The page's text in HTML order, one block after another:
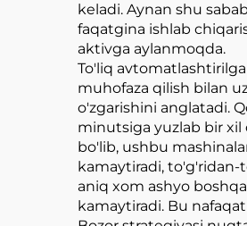
keladi. Aynan shu
faqatgina ishlab
aktivga aylanmoqda.
To'liq
muhofaza qilish bilan
o'zgarishini anglatadi.
minutsiga yuzlab bir xil
bo'lib, ushbu
kamaytiradi, to'g'ridan-
aniq xom ashyo
kamaytiradi. Bu